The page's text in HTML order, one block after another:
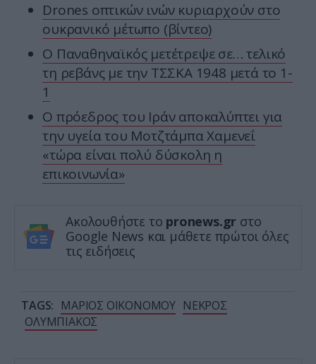
Drones οπτικών ινών κυριαρχούν στο
ουκρανικό μέτωπο (βίντεο)
Ο Παναθηναϊκός μετέτρεψε σε… τελικό
τη ρεβάνς με την ΤΣΣΚΑ 1948 μετά το 1-
1
Ο πρόεδρος του Ιράν αποκαλύπτει για
την υγεία του Μοτζτάμπα Χαμενεΐ
«τώρα είναι πολύ δύσκολη η
επικοινωνία»
Ακολουθήστε το pronews.gr στο
Google News και μάθετε πρώτοι όλες
τις ειδήσεις
TAGS: ΜΑΡΙΟΣ ΟΙΚΟΝΟΜΟΥ ΝΕΚΡΟΣ
ΟΛΥΜΠΙΑΚΟΣ